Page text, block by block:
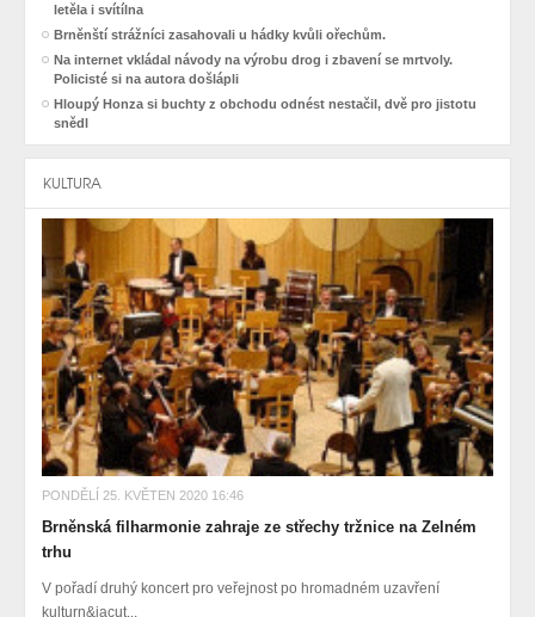
letěla i svítílna
Brněnští strážníci zasahovali u hádky kvůli ořechům.
Na internet vkládal návody na výrobu drog i zbavení se mrtvoly.
Policisté si na autora došlápli
Hloupý Honza si buchty z obchodu odnést nestačil, dvě pro jistotu
snědl
KULTURA
PONDĚLÍ 25. KVĚTEN 2020 16:46
Brněnská filharmonie zahraje ze střechy tržnice na Zelném
trhu
V pořadí druhý koncert pro veřejnost po hromadném uzavření
kulturn&iacut...